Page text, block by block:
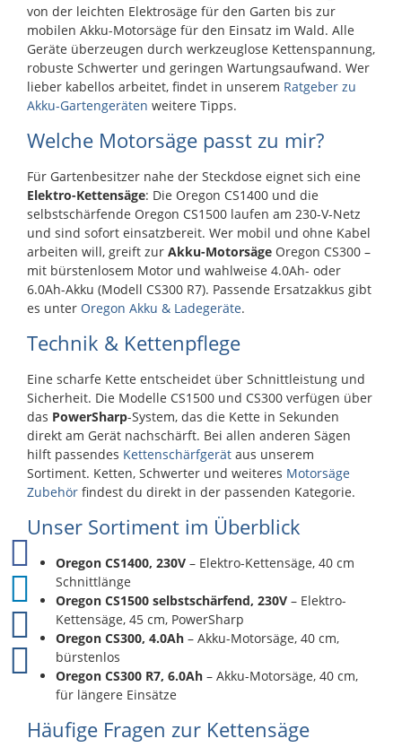
Standardladegerät)
von der leichten Elektrosäge für den Garten bis zur
mobilen Akku-Motorsäge für den Einsatz im Wald. Alle
Geräte überzeugen durch werkzeuglose Kettenspannung,
robuste Schwerter und geringen Wartungsaufwand. Wer
lieber kabellos arbeitet, findet in unserem Ratgeber zu
Akku-Gartengeräten weitere Tipps.
Welche Motorsäge passt zu mir?
Für Gartenbesitzer nahe der Steckdose eignet sich eine
Elektro-Kettensäge: Die Oregon CS1400 und die
selbstschärfende Oregon CS1500 laufen am 230-V-Netz
und sind sofort einsatzbereit. Wer mobil und ohne Kabel
arbeiten will, greift zur Akku-Motorsäge Oregon CS300 –
mit bürstenlosem Motor und wahlweise 4.0Ah- oder
6.0Ah-Akku (Modell CS300 R7). Passende Ersatzakkus gibt
es unter Oregon Akku & Ladegeräte.
Technik & Kettenpflege
Eine scharfe Kette entscheidet über Schnittleistung und
Sicherheit. Die Modelle CS1500 und CS300 verfügen über
das PowerSharp-System, das die Kette in Sekunden
direkt am Gerät nachschärft. Bei allen anderen Sägen
hilft passendes Kettenschärfgerät aus unserem
Sortiment. Ketten, Schwerter und weiteres Motorsäge
Zubehör findest du direkt in der passenden Kategorie.
Unser Sortiment im Überblick
Oregon CS1400, 230V – Elektro-Kettensäge, 40 cm
Schnittlänge
Oregon CS1500 selbstschärfend, 230V – Elektro-
Kettensäge, 45 cm, PowerSharp
Oregon CS300, 4.0Ah – Akku-Motorsäge, 40 cm,
bürstenlos
Oregon CS300 R7, 6.0Ah – Akku-Motorsäge, 40 cm,
für längere Einsätze
Häufige Fragen zur Kettensäge